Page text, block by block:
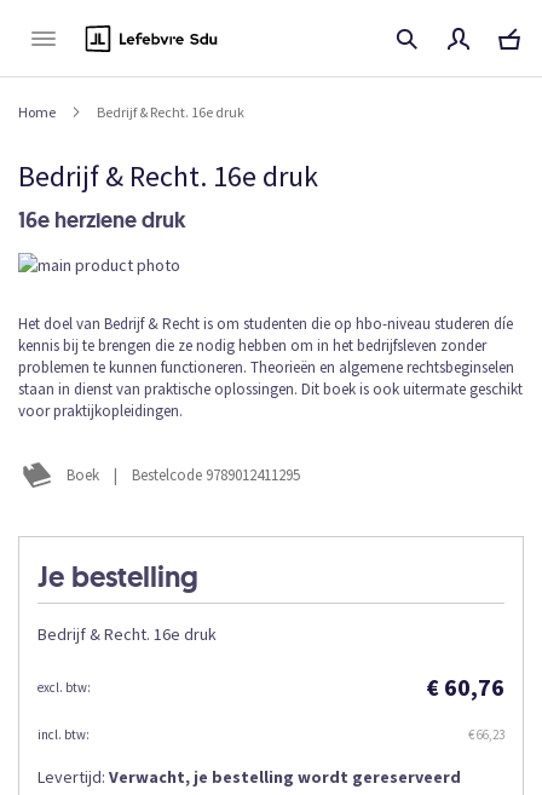
Home Bedrijf & Recht. 16e druk
Bedrijf & Recht. 16e druk
16e herziene druk
Je bestelling
Bedrijf & Recht. 16e druk
€ 60,76
€ 66,23
Levertijd: Verwacht, je bestelling wordt gereserveerd
Ga
het
einde
van
de
afbeeldingen-
Boek | Bestelcode 9789012411295
Ga
naar
het
begin
van
afbeeldingen-
gallerij
Het doel van Bedrijf & Recht is om studenten die op hbo-niveau studeren díe
kennis bij te brengen die ze nodig hebben om in het bedrijfsleven zonder
problemen te kunnen functioneren. Theorieën en algemene rechtsbeginselen
staan in dienst van praktische oplossingen. Dit boek is ook uitermate geschikt
voor praktijkopleidingen.